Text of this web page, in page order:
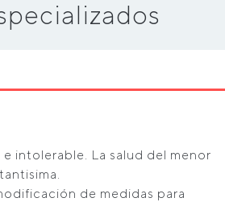
intolerable. La salud del menor
de medidas para